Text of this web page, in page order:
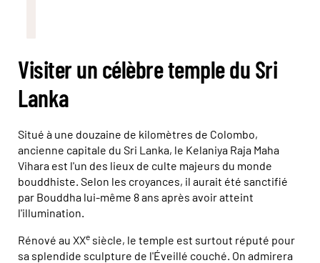
Visiter un célèbre temple du Sri
Lanka
Situé à une douzaine de kilomètres de Colombo,
ancienne capitale du Sri Lanka, le Kelaniya Raja Maha
Vihara est l'un des lieux de culte majeurs du monde
bouddhiste. Selon les croyances, il aurait été sanctifié
par Bouddha lui-même 8 ans après avoir atteint
l'illumination.
Rénové au XXe siècle, le temple est surtout réputé pour
sa splendide sculpture de l'Éveillé couché. On admirera